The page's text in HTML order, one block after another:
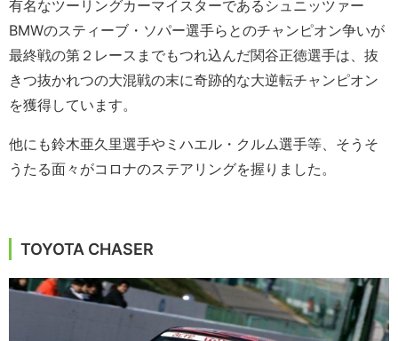
有名なツーリングカーマイスターであるシュニッツァー
BMWのスティーブ・ソパー選手らとのチャンピオン争いが
最終戦の第２レースまでもつれ込んだ関谷正徳選手は、抜
きつ抜かれつの大混戦の末に奇跡的な大逆転チャンピオン
を獲得しています。
他にも鈴木亜久里選手やミハエル・クルム選手等、そうそ
うたる面々がコロナのステアリングを握りました。
TOYOTA CHASER